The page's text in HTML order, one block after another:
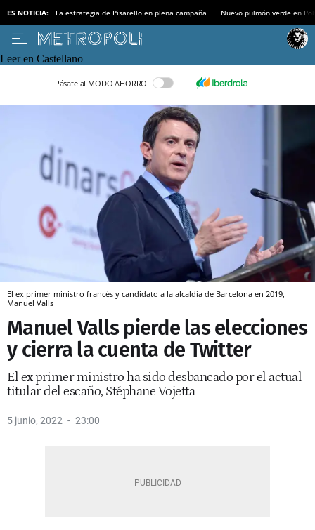
ES NOTICIA: La estrategia de Pisarello en plena campaña Nuevo pulmón verde en
Leer en Castellano
Pásate al MODO AHORRO
El ex primer ministro francés y candidato a la alcaldía de Barcelona en 2019,
Manuel Valls
Manuel Valls pierde las elecciones
y cierra la cuenta de Twitter
El ex primer ministro ha sido desbancado por el actual
titular del escaño, Stéphane Vojetta
5 junio, 2022 23:00